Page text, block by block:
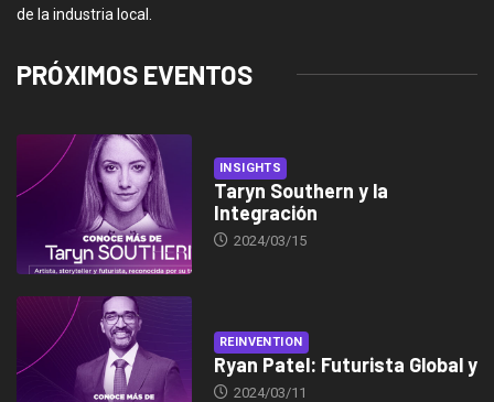
de la industria local.
PRÓXIMOS EVENTOS
INSIGHTS
Taryn Southern y la
Integración
2024/03/15
REINVENTION
Ryan Patel: Futurista Global y
2024/03/11